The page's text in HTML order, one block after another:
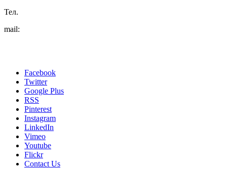
Тел.
mail:
Facebook
Twitter
Google Plus
RSS
Pinterest
Instagram
LinkedIn
Vimeo
Youtube
Flickr
Contact Us